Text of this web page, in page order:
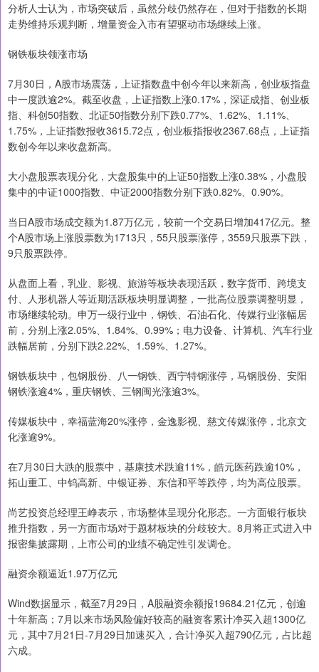
分析人士认为，市场突破后，虽然分歧仍然存在，但对于指数的长期
走势维持乐观判断，增量资金入市有望驱动市场继续上涨。
钢铁板块领涨市场
7月30日，A股市场震荡，上证指数盘中创今年以来新高，创业板指盘
中一度跌逾2%。截至收盘，上证指数上涨0.17%，深证成指、创业板
指、科创50指数、北证50指数分别下跌0.77%、1.62%、1.11%、
1.75%，上证指数报收3615.72点，创业板指报收2367.68点，上证指
数创今年以来收盘新高。
大小盘股票表现分化，大盘股集中的上证50指数上涨0.38%，小盘股
集中的中证1000指数、中证2000指数分别下跌0.82%、0.90%。
当日A股市场成交额为1.87万亿元，较前一个交易日增加417亿元。整
个A股市场上涨股票数为1713只，55只股票涨停，3559只股票下跌，
9只股票跌停。
从盘面上看，乳业、影视、旅游等板块表现活跃，数字货币、跨境支
付、人形机器人等近期活跃板块明显调整，一批高位股票调整明显，
市场继续轮动。申万一级行业中，钢铁、石油石化、传媒行业涨幅居
前，分别上涨2.05%、1.84%、0.99%；电力设备、计算机、汽车行业
跌幅居前，分别下跌2.22%、1.59%、1.27%。
钢铁板块中，包钢股份、八一钢铁、西宁特钢涨停，马钢股份、安阳
钢铁涨逾4%，重庆钢铁、三钢闽光涨逾3%。
传媒板块中，幸福蓝海20%涨停，金逸影视、慈文传媒涨停，北京文
化涨逾9%。
在7月30日大跌的股票中，基康技术跌逾11%，皓元医药跌逾10%，
拓山重工、中钨高新、中银证券、东信和平等跌停，均为高位股票。
尚艺投资总经理王峥表示，市场整体呈现分化形态。一方面银行板块
推升指数，另一方面市场对于题材板块的分歧较大。8月将正式进入中
报密集披露期，上市公司的业绩不确定性引发调仓。
融资余额逼近1.97万亿元
Wind数据显示，截至7月29日，A股融资余额报19684.21亿元，创逾
十年新高；7月以来市场风险偏好较高的融资客累计净买入超1300亿
元，其中7月21日-7月29日加速买入，合计净买入超790亿元，占比超
六成。